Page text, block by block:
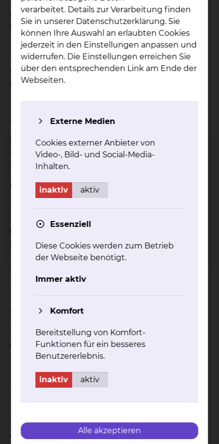
Sprechstunde für
Leber/Gallenwege/Bauspeicheldrüse
Dienstag: 10:30 - 13:30
Dr. D.Sülflow, T.Vorkamp, Dr. A. Garg, C.Karakütük
Sprechstunde für Dünn-, Dick- und
Enddarmerkrankungen
Zlobisnky
Sprechstunde für Schilddrüsenerkrankungen
Mittwoch: 09:30 - 13:00
Dr. H.M. Heuer, Dr. S. Reubke, Dr. A. Garg, C. Khalaf
Proktologische Sprechstunde
Freitag: 08:30 - 12:00
T. Vorkamp, Dr. V. Zlobisnky, C. Karakütük
Chronisch entzündliche Darmerkrankungen/
Nebennierenchirurgie
Freitag: 08:30 - 14:00
S. Ulrich, Dr. L. Jensen, Dr. F. Pohl
Welche Unterlagen sind zur
Sprechstunde mitzubringen?
Bringen Sie bitte bei besonderen Fragestellungen
eine Verordnung von Krankenhausbehandlung
von Ihrer Hausärztin bzw. Ihrem Hausarzt oder
Befunde und Bilder (z.B. MRT, CT, Endoskopie,
Arztbriefe, Medikamentenpläne mit.
Wo kann ich einen Termin
vereinbaren?
verarbeitet. Details zur Verarbeitung finden
Sie in unserer Datenschutzerklärung. Sie
können Ihre Auswahl an erlaubten Cookies
jederzeit in den Einstellungen anpassen und
widerrufen. Die Einstellungen erreichen Sie
über den entsprechenden Link am Ende der
Webseiten.
Externe Medien
Cookies externer Anbieter von
Video-, Bild- und Social-Media-
Inhalten.
inaktiv aktiv
Essenziell
Diese Cookies werden zum Betrieb
der Webseite benötigt.
Immer aktiv
Komfort
Bereitstellung von Komfort-
Funktionen für ein besseres
Benutzererlebnis.
inaktiv aktiv
Alle akzeptieren